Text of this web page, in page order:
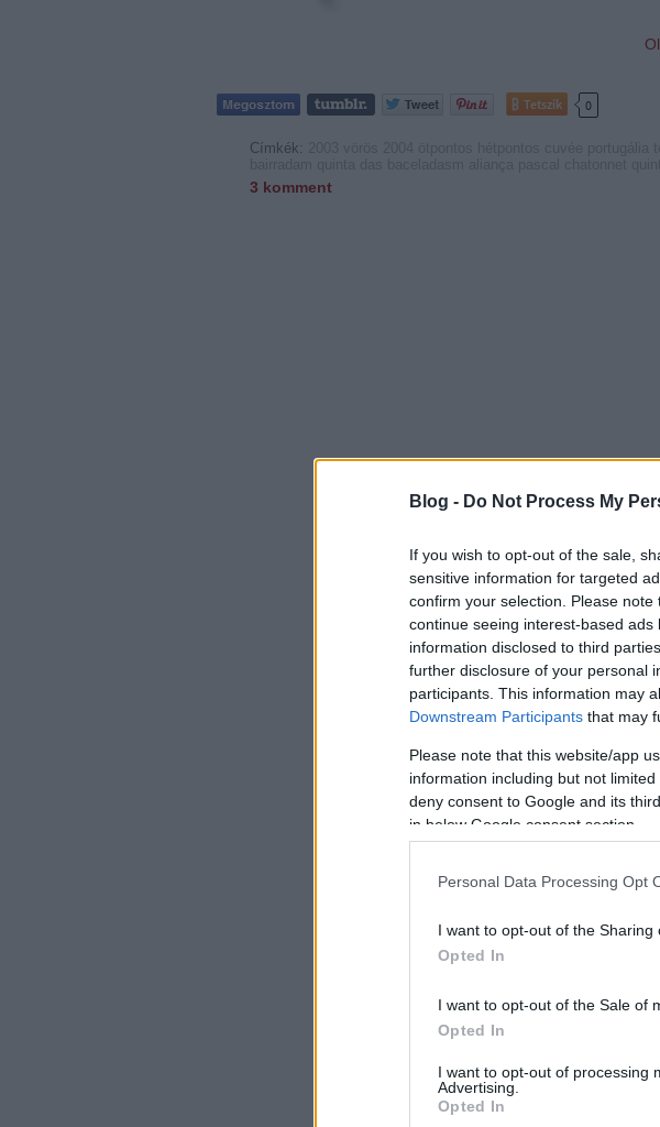
Blog - Do Not Process My
If you wish to opt-out of the sale,
sensitive information for targeted
confirm your selection. Please
continue seeing interest-based
information disclosed to third
further disclosure of your personal
participants. This information may
Downstream Participants that may
Please note that this website/app
information including but not
deny consent to Google and its
in below Google consent section.
Personal Data Processing Opt
I want to opt-out of the Sharing
Opted In
I want to opt-out of the Sale of
Opted In
I want to opt-out of processing
Advertising.
Opted In
Tetszik 0
Címkék:
3 komment